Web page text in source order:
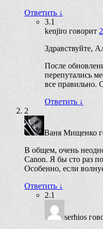
Ответить ↓
3.1
kenjiro говорит
Здравствуйте,
После
перепутались
все правильно.
Ответить ↓
2
Ваня Мищенко
В общем, очень
Canon. Я бы сто раз
Особенно, если
Ответить ↓
2.1
serhios